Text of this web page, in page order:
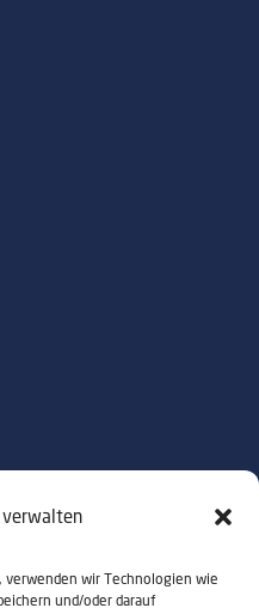
wir Technologien wie
und/oder darauf